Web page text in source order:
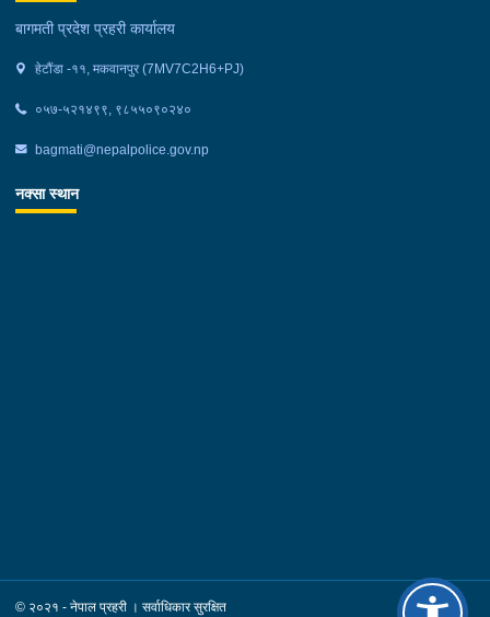
बागमती प्रदेश प्रहरी कार्यालय
हेटौंडा -११, मकवानपुर (7MV7C2H6+PJ)
०५७-५२१४९९, ९८५५०९०२४०
bagmati@nepalpolice.gov.np
नक्सा स्थान
© २०२१ - नेपाल प्रहरी । सर्वाधिकार सुरक्षित